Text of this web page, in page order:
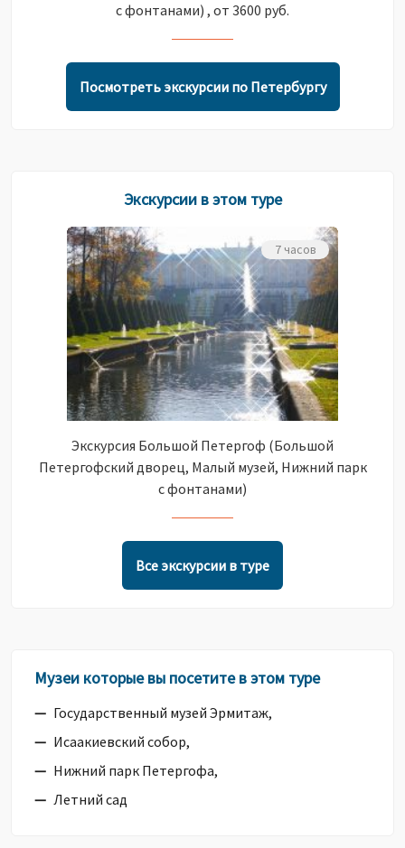
с фонтанами) , от 3600 руб.
Посмотреть экскурсии по Петербургу
Экскурсии в этом туре
7 часов
Экскурсия Большой Петергоф (Большой
Петергофский дворец, Малый музей, Нижний парк
с фонтанами)
Все экскурсии в туре
Музеи которые вы посетите в этом туре
Государственный музей Эрмитаж,
Исаакиевский собор,
Нижний парк Петергофа,
Летний сад